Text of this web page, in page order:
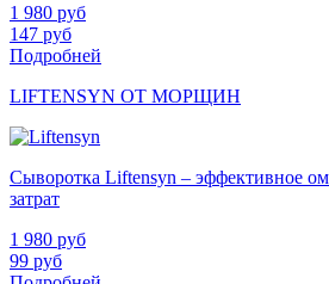
1 980 руб
147 руб
Подробней
LIFTENSYN ОТ МОРЩИН
Сыворотка Liftensyn – эффективное
затрат
1 980 руб
99 руб